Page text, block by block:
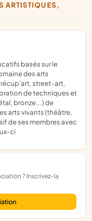
des arts
street-art,
de techniques et
bronze...) de
arts vivants (théâtre,
de ses membres avec
ci